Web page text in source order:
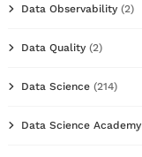
Data Observability (2)
Data Quality (2)
Data Science (214)
Data Science Academy